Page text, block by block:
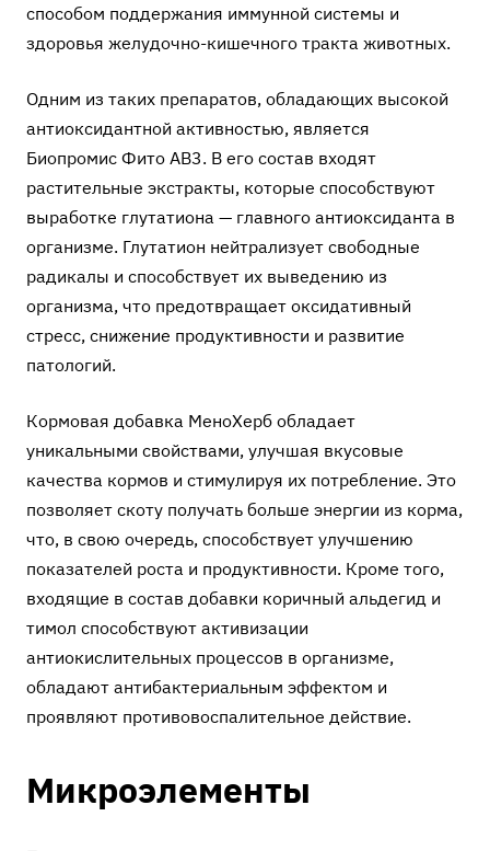
способом поддержания иммунной системы и
здоровья желудочно-кишечного тракта животных.
Одним из таких препаратов, обладающих высокой
антиоксидантной активностью, является
Биопромис Фито АВ3. В его состав входят
растительные экстракты, которые способствуют
выработке глутатиона — главного антиоксиданта в
организме. Глутатион нейтрализует свободные
радикалы и способствует их выведению из
организма, что предотвращает оксидативный
стресс, снижение продуктивности и развитие
патологий.
Кормовая добавка МеноХерб обладает
уникальными свойствами, улучшая вкусовые
качества кормов и стимулируя их потребление. Это
позволяет скоту получать больше энергии из корма,
что, в свою очередь, способствует улучшению
показателей роста и продуктивности. Кроме того,
входящие в состав добавки коричный альдегид и
тимол способствуют активизации
антиокислительных процессов в организме,
обладают антибактериальным эффектом и
проявляют противовоспалительное действие.
Микроэлементы